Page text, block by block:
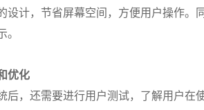
设计，节省屏幕空间，方便用户操作
优化
后，还需要进行用户测试，了解用户